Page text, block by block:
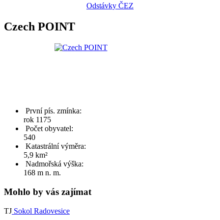
Odstávky ČEZ
Czech POINT
První pís. zmínka:
rok 1175
Počet obyvatel:
540
Katastrální výměra:
5,9 km²
Nadmořská výška:
168 m n. m.
Mohlo by vás zajímat
TJ Sokol Radovesice